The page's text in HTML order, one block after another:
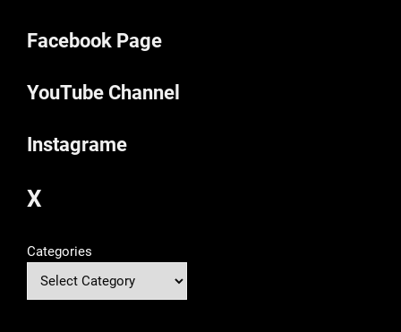
Facebook Page
YouTube Channel
Instagrame
X
Categories